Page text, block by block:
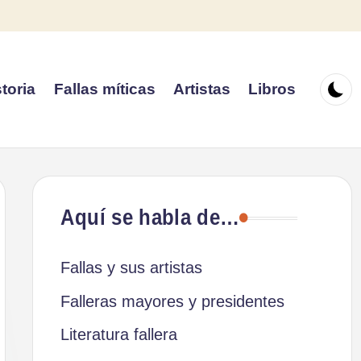
Fallas míticas Artistas Libros
Aquí se habla de…
Fallas y sus artistas
Falleras mayores y presidentes
Literatura fallera